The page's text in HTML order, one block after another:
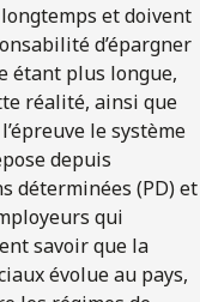
et doivent
d’épargner
étant plus longue,
réalité, ainsi que
le système
depuis
déterminées (PD) et
qui
savoir que la
évolue au pays,